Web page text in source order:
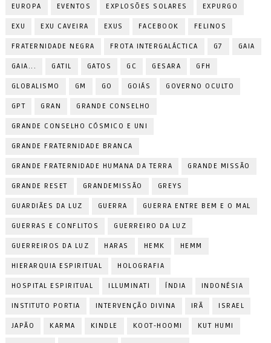
EUROPA EVENTOS EXPLOSÕES SOLARES EXPURGO
EXU EXU CAVEIRA EXUS FACEBOOK FELINOS
FRATERNIDADE NEGRA FROTA INTERGALÁCTICA G7 GAIA
GAIA... GATIL GATOS GC GESARA GFH
GLOBALISMO GM GO GOIÁS GOVERNO OCULTO
GPT GRAN GRANDE CONSELHO
GRANDE CONSELHO CÓSMICO E UNI
GRANDE FRATERNIDADE BRANCA
GRANDE FRATERNIDADE HUMANA DA TERRA GRANDE MISSÃO
GRANDE RESET GRANDEMISSÃO GREYS
GUARDIÃES DA LUZ GUERRA GUERRA ENTRE BEM E O MAL
GUERRAS E CONFLITOS GUERREIRO DA LUZ
GUERREIROS DA LUZ HARAS HEMK HEMM
HIERARQUIA ESPIRITUAL HOLOGRAFIA
HOSPITAL ESPIRITUAL ILLUMINATI ÍNDIA INDONÉSIA
INSTITUTO PORTIA INTERVENÇÃO DIVINA IRÃ ISRAEL
JAPÃO KARMA KINDLE KOOT-HOOMI KUT HUMI